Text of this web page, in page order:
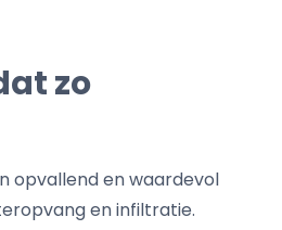
zo
opvallend en waardevol
en infiltratie.